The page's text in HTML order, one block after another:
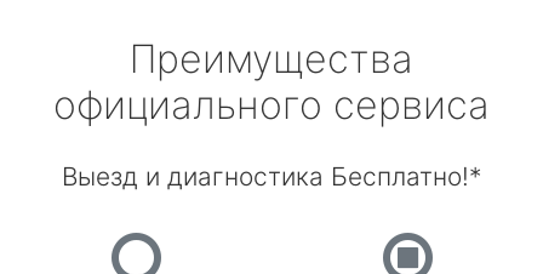
Преимущества
официального сервиса
Выезд и диагностика Бесплатно!*